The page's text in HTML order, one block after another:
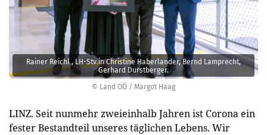
© Land OÖ / Margot Haag
Rainer Reichl , LH-Stv.in Christine Haberlander, Bernd Lamprecht,
Gerhard Durstberger.
LINZ. Seit nunmehr zweieinhalb Jahren ist Corona ein
fester Bestandteil unseres täglichen Lebens. Wir